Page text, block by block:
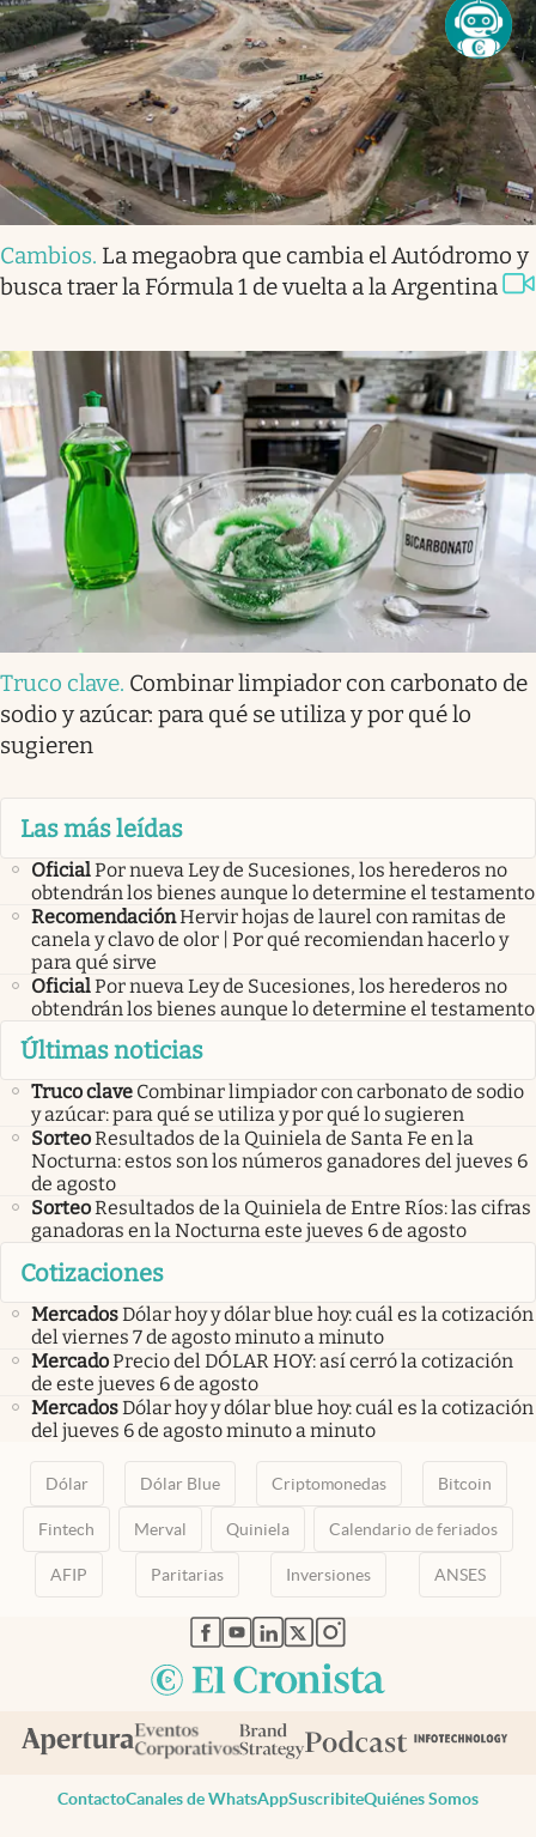
Cambios. La megaobra que cambia el Autódromo y
busca traer la Fórmula 1 de vuelta a la Argentina
Truco clave. Combinar limpiador con carbonato de
sodio y azúcar: para qué se utiliza y por qué lo
sugieren
Las más leídas
OficialPor nueva Ley de Sucesiones, los herederos no
obtendrán los bienes aunque lo determine el testamento
RecomendaciónHervir hojas de laurel con ramitas de
canela y clavo de olor | Por qué recomiendan hacerlo y
para qué sirve
OficialPor nueva Ley de Sucesiones, los herederos no
obtendrán los bienes aunque lo determine el testamento
Últimas noticias
Truco clave Combinar limpiador con carbonato de sodio
y azúcar: para qué se utiliza y por qué lo sugieren
SorteoResultados de la Quiniela de Santa Fe en la
Nocturna: estos son los números ganadores del jueves 6
de agosto
SorteoResultados de la Quiniela de Entre Ríos: las cifras
ganadoras en la Nocturna este jueves 6 de agosto
Cotizaciones
MercadosDólar hoy y dólar blue hoy: cuál es la cotización
del viernes 7 de agosto minuto a minuto
MercadoPrecio del DÓLAR HOY: así cerró la cotización
de este jueves 6 de agosto
MercadosDólar hoy y dólar blue hoy: cuál es la cotización
del jueves 6 de agosto minuto a minuto
Dólar Dólar Blue Criptomonedas Bitcoin
Fintech Merval Quiniela Calendario de feriados
AFIP Paritarias Inversiones ANSES
abre en nueva pestaña
abre en nueva pestaña
abre en nueva pestaña
abre en nueva pestaña
abre en nueva pestaña
ContactoCanales de WhatsAppSuscribiteQuiénes Somos